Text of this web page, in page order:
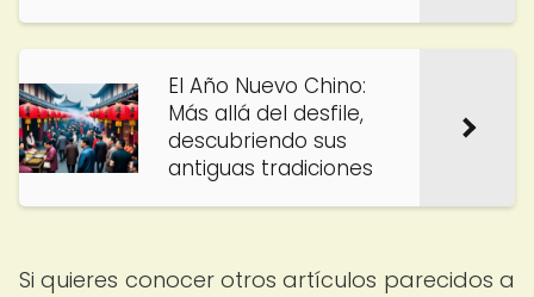
El Año Nuevo Chino:
Más allá del desfile,
descubriendo sus
antiguas tradiciones
Si quieres conocer otros artículos parecidos a